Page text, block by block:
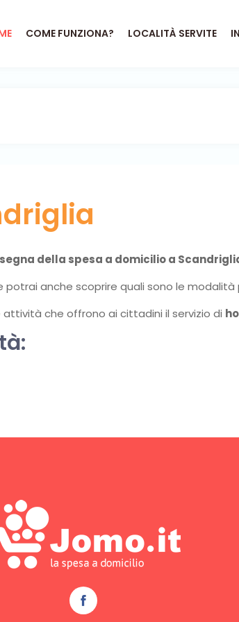
COME FUNZIONA? LOCALITÀ SERVITE
della spesa a domicilio a
anche scoprire quali sono le
che offrono ai cittadini il servizio di